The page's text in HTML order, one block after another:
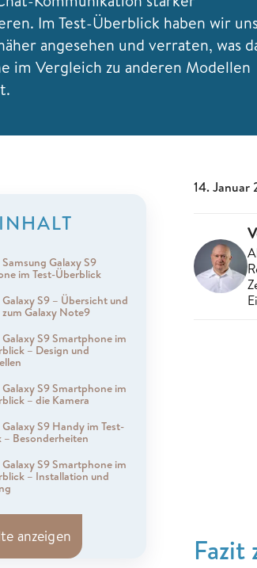
Im Test-Überblick haben wir
angesehen und verraten, was
im Vergleich zu anderen Modellen
INHALT
Galaxy S9
im Test-Überblick
S9 – Übersicht und
Galaxy Note9
S9 Smartphone im
– Design und
S9 Smartphone im
– die Kamera
S9 Handy im Test-
– Besonderheiten
S9 Smartphone im
– Installation und
anzeigen
14. Januar
Fazit